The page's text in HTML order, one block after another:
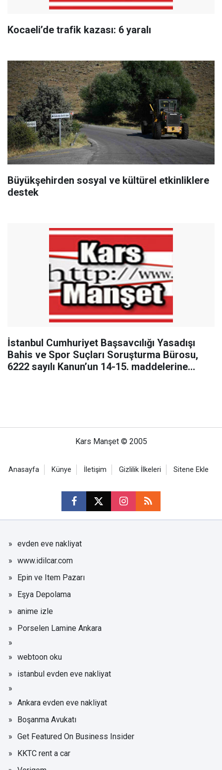
Kocaeli’de trafik kazası: 6 yaralı
Büyükşehirden sosyal ve kültürel etkinliklere
destek
İstanbul Cumhuriyet Başsavcılığı Yasadışı
Bahis ve Spor Suçları Soruşturma Bürosu,
6222 sayılı Kanun’un 14-15. maddelerine
Kars Manşet © 2005
Anasayfa Künye İletişim Gizlilik İlkeleri Sitene Ekle
evden eve nakliyat
www.idilcar.com
Epin ve Item Pazarı
Eşya Depolama
anime izle
Porselen Lamine Ankara
webtoon oku
istanbul evden eve nakliyat
Ankara evden eve nakliyat
Boşanma Avukatı
Get Featured On Business Insider
KKTC rent a car